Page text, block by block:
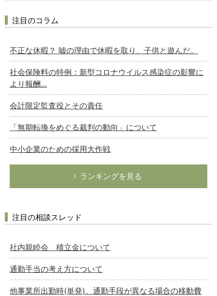
注目のコラム
不正な休暇？ 嘘の理由で休暇を取り、子供と遊んだ。
社会保険料の特例：新型コロナウイルス感染症の影響に
より報酬…
会計限定監査役とその責任
「無期転換をめぐる裁判の動向」について
中小企業のための採用大作戦
ランキングを見る
注目の相談スレッド
社内親睦会 積立金について
通勤手当の考え方について
他事業所出勤時(単発)、通勤手段が異なる場合の移動費